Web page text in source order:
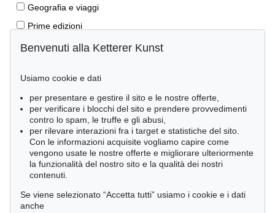
Geografia e viaggi
Prime edizioni
Manoscritti antichi
Libri per bambini
Lifestyle
Pietre miliari delle scienze naturali
Letteratura classica
Economia e diritto
Meraviglie della natura
Cimelia
Benvenuti alla Ketterer Kunst
Usiamo cookie e dati
per presentare e gestire il sito e le nostre offerte,
per verificare i blocchi del sito e prendere provvedimenti
contro lo spam, le truffe e gli abusi,
per rilevare interazioni fra i target e statistiche del sito.
Con le informazioni acquisite vogliamo capire come
vengono usate le nostre offerte e migliorare ulteriormente
la funzionalità del nostro sito e la qualità dei nostri
contenuti.
Se viene selezionato “Accetta tutti” usiamo i cookie e i dati
anche